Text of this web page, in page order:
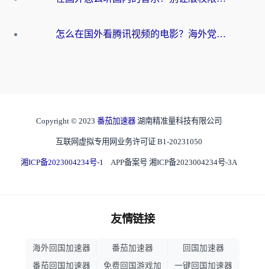
怎么在国外看腾讯视频的电影？海外党亲测有效的回国加速指南
Copyright © 2023 番茄加速器 湖南精准量科技有限公司
互联网虚拟专用网业务许可证 B1-20231050
湘ICP备2023004234号-1 APP备案号 湘ICP备2023004234号-3A
友情链接
海外回国加速器 番茄加速器
回国加速器
番茄回国加速器
免费回国游戏加 一键回国加速器